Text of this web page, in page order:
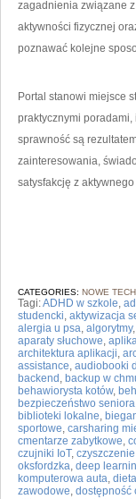
zagadnienia związane
aktywności fizycznej
poznawać kolejne
Portal stanowi miejsce
praktycznymi
sprawność są
zainteresowania,
satysfakcję z
CATEGORIES: NOWE
Tagi:ADHD w szkole,
studencki, aktywizacja
alergia u psa, algorytmy,
aparaty słuchowe,
architektura aplikacji,
assistance, audiobooki
backend , backup w
behawiorysta kotów,
bezpieczeństwo seniora
biblioteki lokalne,
sportowe, carsharing
cmentarze zabytkowe,
czujniki IoT,
oksfordzka, deep
komputerowa auta,
zawodowe, dostępność